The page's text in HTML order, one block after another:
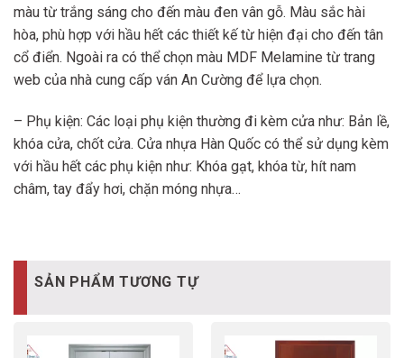
màu từ trắng sáng cho đến màu đen vân gỗ. Màu sắc hài
hòa, phù hợp với hầu hết các thiết kế từ hiện đại cho đến tân
cổ điển. Ngoài ra có thể chọn màu MDF Melamine từ trang
web của nhà cung cấp ván An Cường để lựa chọn.
– Phụ kiện: Các loại phụ kiện thường đi kèm cửa như: Bản lề,
khóa cửa, chốt cửa. Cửa nhựa Hàn Quốc có thể sử dụng kèm
với hầu hết các phụ kiện như: Khóa gạt, khóa từ, hít nam
châm, tay đẩy hơi, chặn móng nhựa…
SẢN PHẨM TƯƠNG TỰ